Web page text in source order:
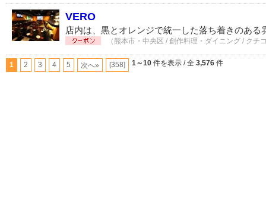
VERO
店内は、黒とオレンジで統一した落ち着きのある
（熊本市・中央区 / 創作料理・ダイニング / クチ
1 2 3 4 5 次へ» [358] 1～10 件を表示 / 全 3,576 件